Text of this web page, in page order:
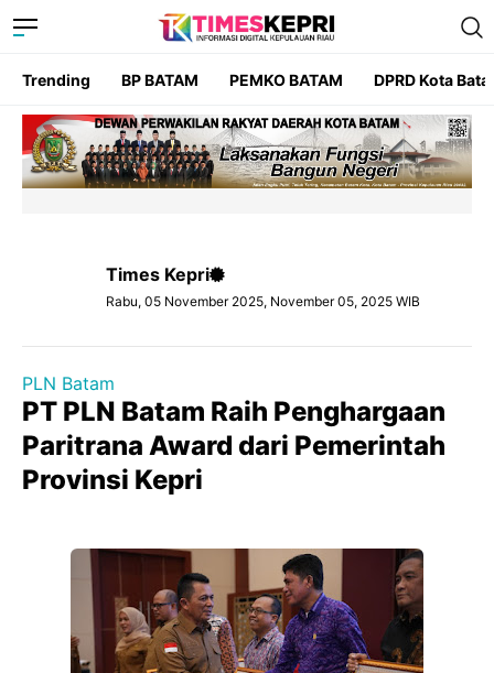
Trending BP BATAM PEMKO BATAM DPRD Kota
Times Kepri
Rabu, 05 November 2025, November 05, 2025 WIB
PLN Batam
PT PLN Batam Raih Penghargaan
Paritrana Award dari Pemerintah
Provinsi Kepri